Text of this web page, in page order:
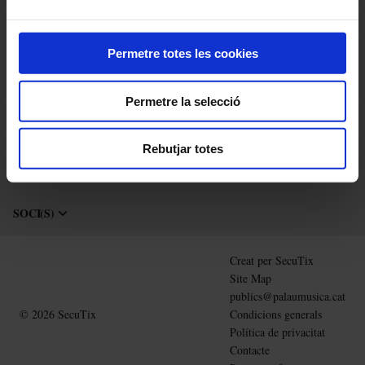
Permetre totes les cookies
Permetre la selecció
Rebutjar totes
FORMES DE PAGAMENT
INFORMACIONS GENERALS
SOCI(S)
© 2026 SecuTix
Creat per SecuTix
Site Map
publics@palaumusica.cat
Condicions generals
Política de privacitat
Contacte